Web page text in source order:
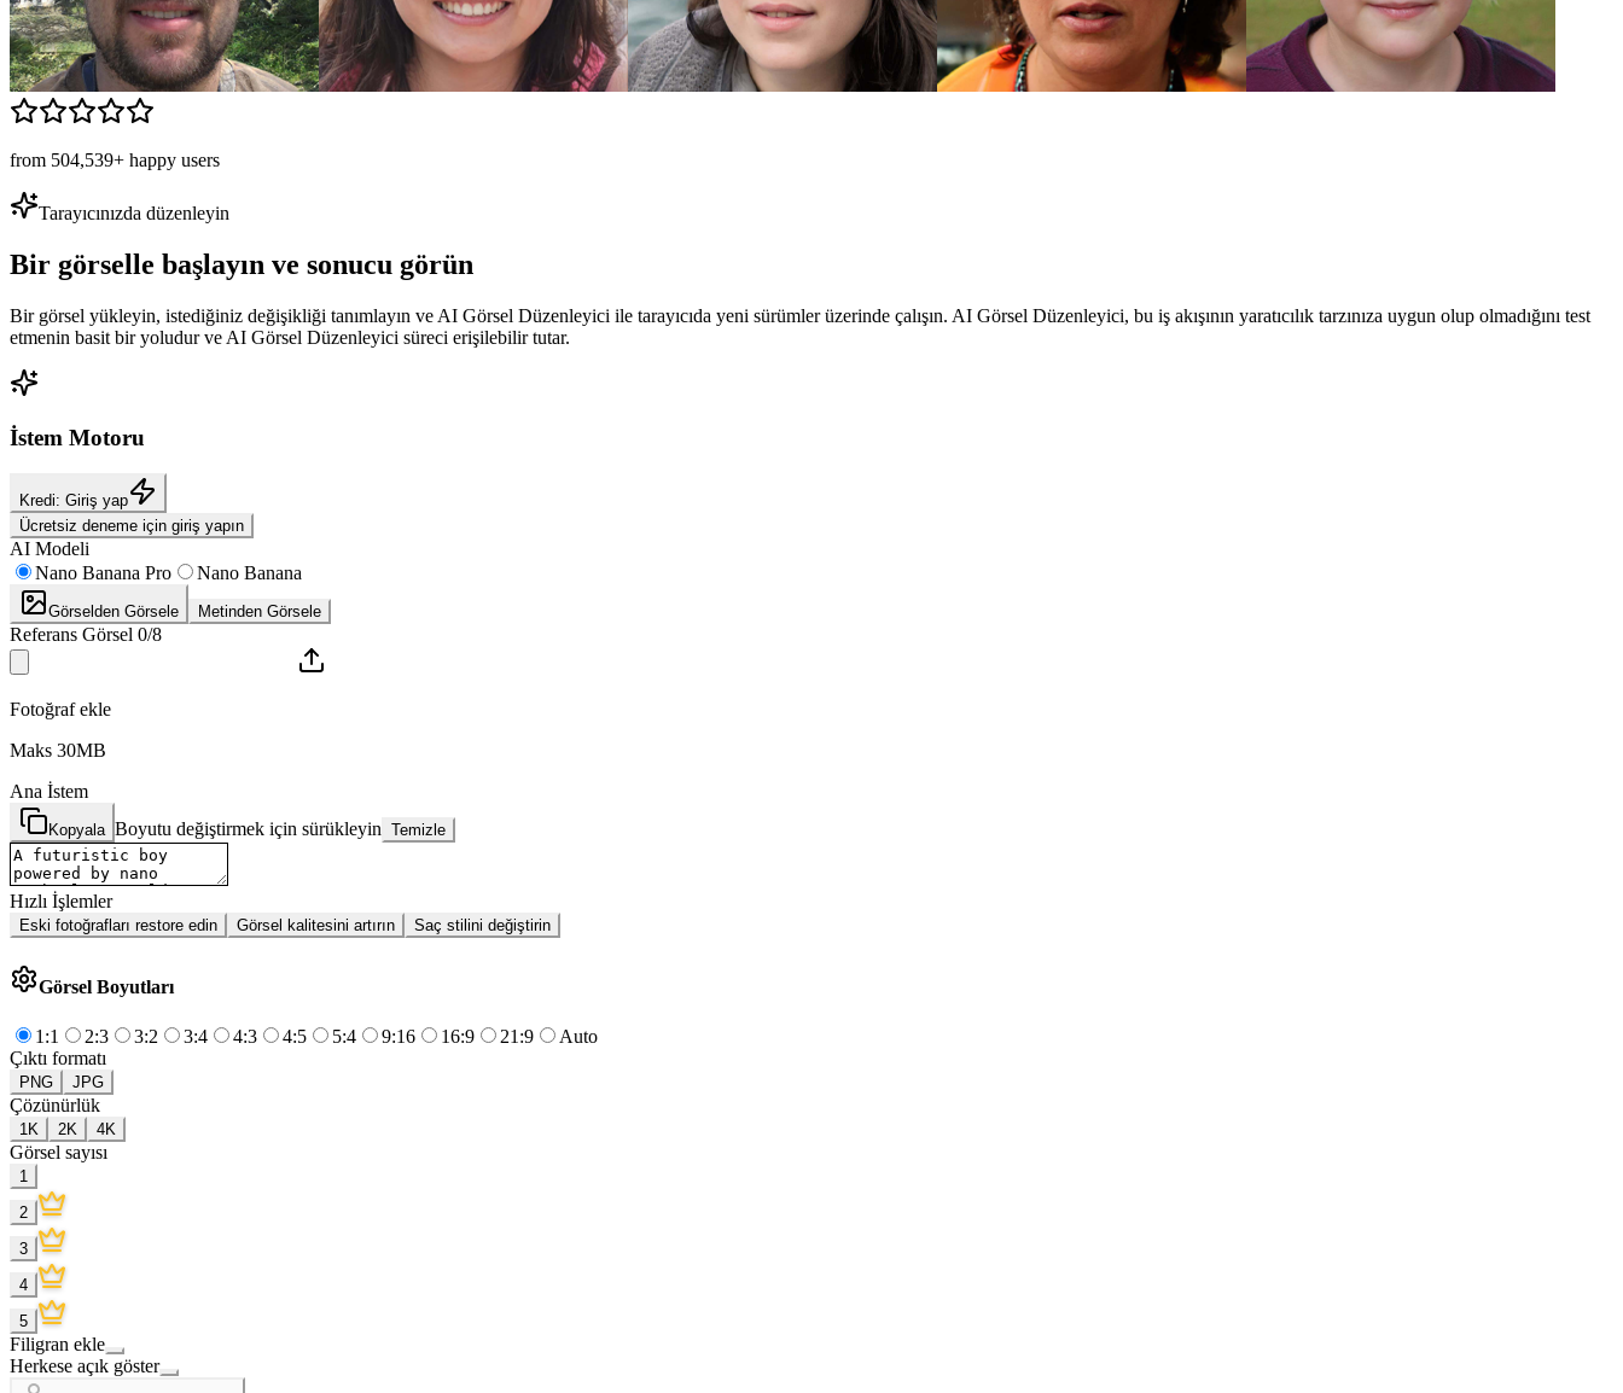
from 504,539+ happy users
Tarayıcınızda düzenleyin
Bir görselle başlayın ve sonucu görün
Bir görsel yükleyin, istediğiniz değişikliği tanımlayın ve AI Görsel Düzenleyici ile tarayıcıda yeni sürümler üzerinde çalışın. AI Görsel Düzenleyici, bu iş akışının yaratıcılık tarzınıza uygun olup olmadığını test
etmenin basit bir yoludur ve AI Görsel Düzenleyici süreci erişilebilir tutar.
İstem Motoru
Kredi: Giriş yap
Ücretsiz deneme için giriş yapın
AI Modeli
Nano Banana Pro
Nano Banana
Görselden Görsele Metinden Görsele
Referans Görsel 0/8
Fotoğraf ekle
Maks 30MB
Ana İstem
Kopyala Boyutu değiştirmek için sürükleyin Temizle
Hızlı İşlemler
Eski fotoğrafları restore edin Görsel kalitesini artırın Saç stilini değiştirin
Görsel Boyutları
1:1 2:3 3:2 3:4 4:3 4:5 5:4 9:16 16:9 21:9
Auto
Çıktı formatı
PNG JPG
Çözünürlük
1K 2K 4K
Görsel sayısı
1
2
3
4
5
Filigran ekle
Herkese açık göster